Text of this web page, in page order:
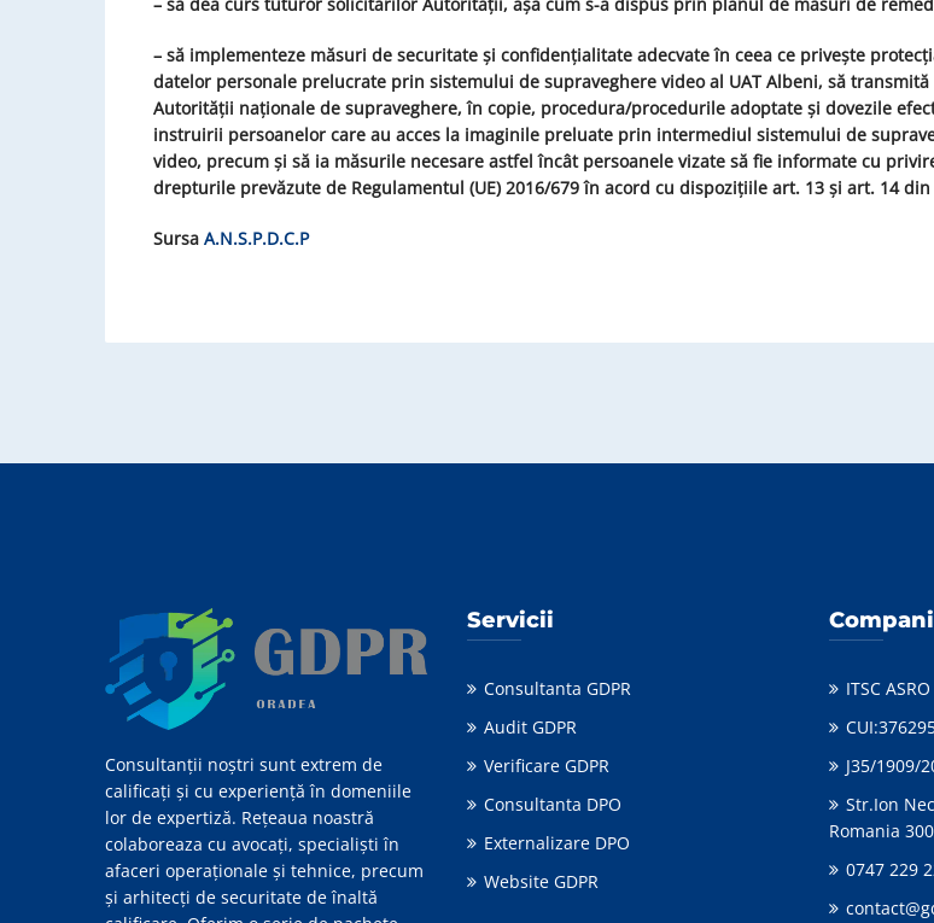
– să implementeze măsuri de securitate și confidențialitate adecvate în ceea ce privește
datelor personale prelucrate prin sistemului de supraveghere video al UAT Albeni, să transmită
Autorității naționale de supraveghere, în copie, procedura/procedurile adoptate și dovezile
instruirii persoanelor care au acces la imaginile preluate prin intermediul sistemului de
video, precum și să ia măsurile necesare astfel încât persoanele vizate să fie informate cu
drepturile prevăzute de Regulamentul (UE) 2016/679 în acord cu dispozițiile art. 13 și art. 14 din
Sursa A.N.S.P.D.C.P
Consultanții noștri sunt extrem de
calificați și cu experiență în domeniile
lor de expertiză. Rețeaua noastră
colaboreaza cu avocați, specialiști în
afaceri operaționale și tehnice, precum
și arhitecți de securitate de înaltă
Servicii
Consultanta GDPR
Audit GDPR
Verificare GDPR
Consultanta DPO
Externalizare DPO
Website GDPR
ITSC
J35/1909/
Str.Ion
Romania
0747 229